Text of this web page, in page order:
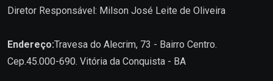
Diretor Responsável: Milson José Leite de Oliveira
Endereço:Travesa do Alecrim, 73 - Bairro Centro.
Cep.45.000-690. Vitória da Conquista - BA